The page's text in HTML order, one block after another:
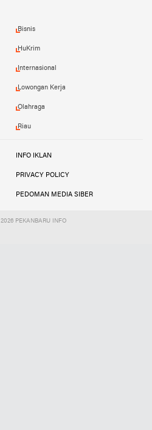
Bisnis
HuKrim
Internasional
Lowongan Kerja
Olahraga
Riau
INFO IKLAN
PRIVACY POLICY
PEDOMAN MEDIA SIBER
2026 PEKANBARU INFO